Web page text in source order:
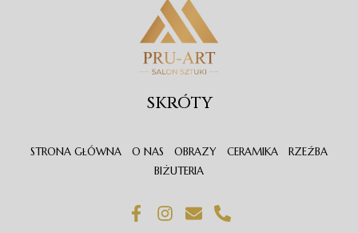
SKRÓTY
STRONA GŁÓWNA O NAS OBRAZY CERAMIKA
RZEŹBA
BIŻUTERIA
F
a
I
n
E
n
P
h